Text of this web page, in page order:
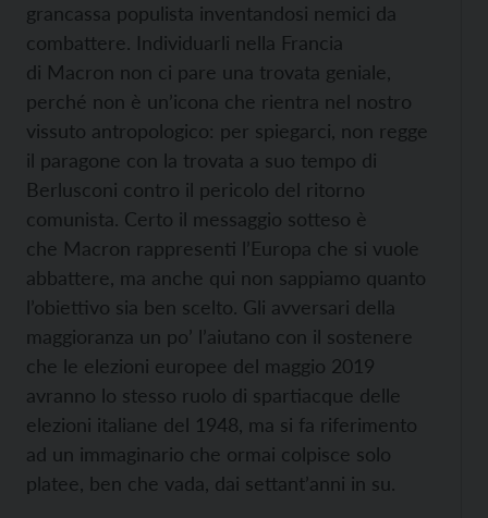
grancassa populista inventandosi nemici da
combattere. Individuarli nella Francia
di Macron non ci pare una trovata geniale,
perché non è un’icona che rientra nel nostro
vissuto antropologico: per spiegarci, non regge
il paragone con la trovata a suo tempo di
Berlusconi contro il pericolo del ritorno
comunista. Certo il messaggio sotteso è
che Macron rappresenti l’Europa che si vuole
abbattere, ma anche qui non sappiamo quanto
l’obiettivo sia ben scelto. Gli avversari della
maggioranza un po’ l’aiutano con il sostenere
che le elezioni europee del maggio 2019
avranno lo stesso ruolo di spartiacque delle
elezioni italiane del 1948, ma si fa riferimento
ad un immaginario che ormai colpisce solo
platee, ben che vada, dai settant’anni in su.